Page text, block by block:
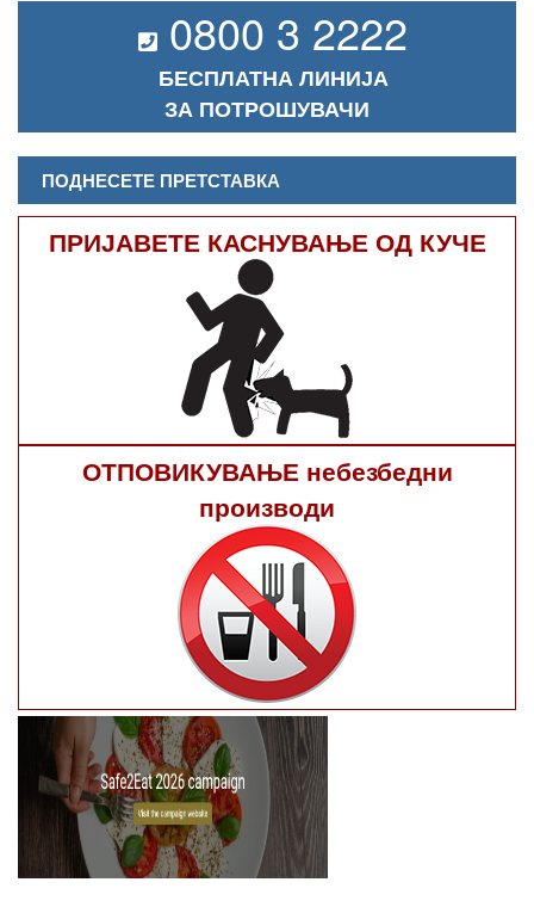
0800 3 2222
БЕСПЛАТНА ЛИНИЈА
ЗА ПОТРОШУВАЧИ
ПОДНЕСЕТЕ ПРЕТСТАВКА
ПРИЈАВЕТЕ КАСНУВАЊЕ ОД КУЧЕ
ОТПОВИКУВАЊЕ небезбедни
производи